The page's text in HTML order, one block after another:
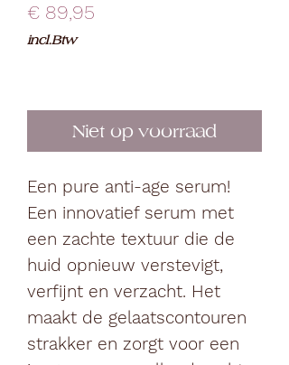
€ 89,95
incl.Btw
Niet op voorraad
Een pure anti-age serum!
Een innovatief serum met
een zachte textuur die de
huid opnieuw verstevigt,
verfijnt en verzacht. Het
maakt de gelaatscontouren
strakker en zorgt voor een